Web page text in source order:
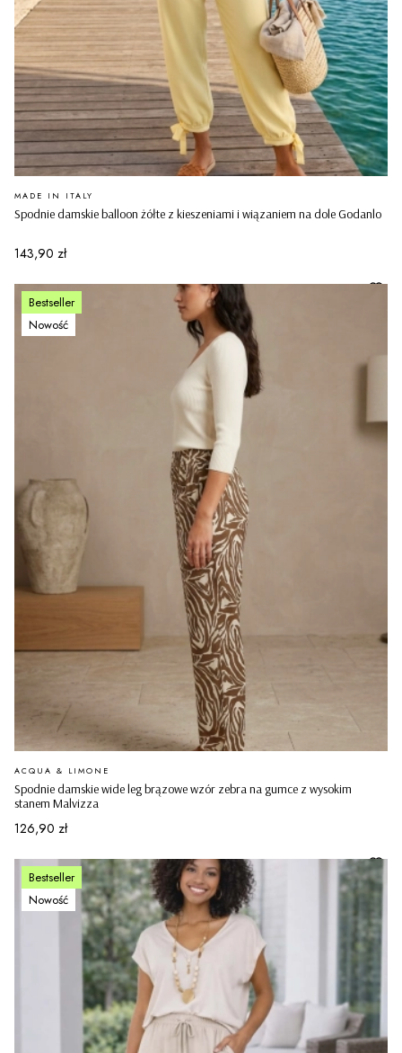
Spodnie damskie balloon żółte z kieszeniami i wiązaniem na dole Godanlo
PRODUCENT
MADE IN ITALY
Cena
143,90 zł
Bestseller
Nowość
Spodnie damskie wide leg brązowe wzór zebra na gumce z wysokim
stanem Malvizza
PRODUCENT
ACQUA & LIMONE
Cena
126,90 zł
Bestseller
Nowość